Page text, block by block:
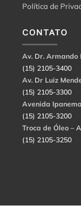
Política de
CONTATO
Av. Dr. Armando
(15) 2105-3400
Av. Dr Luiz
(15) 2105-3300
Avenida
(15) 2105-3200
Troca de Óleo –
(15) 2105-3250